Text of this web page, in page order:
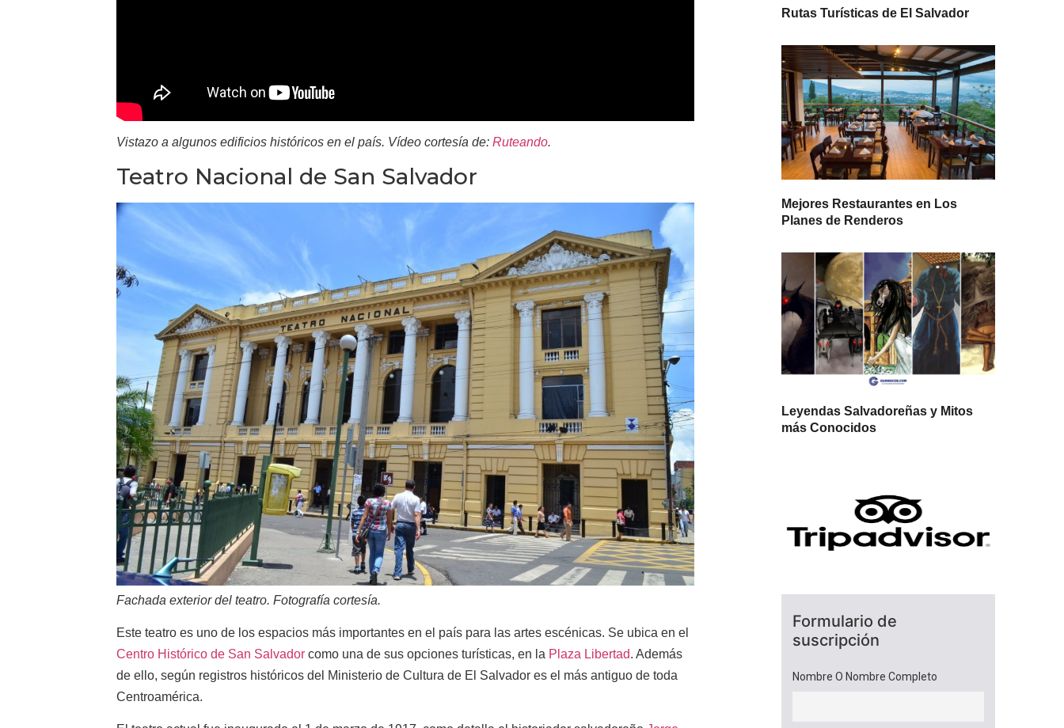
Vistazo a algunos edificios históricos en el país. Vídeo cortesía de: Ruteando.
Teatro Nacional de San Salvador
Fachada exterior del teatro. Fotografía cortesía.
Este teatro es uno de los espacios más importantes en el país para las artes escénicas. Se ubica en el
Centro Histórico de San Salvador como una de sus opciones turísticas, en la Plaza Libertad. Además
de ello, según registros históricos del Ministerio de Cultura de El Salvador es el más antiguo de toda
Centroamérica.
Rutas Turísticas de El Salvador
Mejores Restaurantes en Los
Planes de Renderos
Leyendas Salvadoreñas y Mitos
más Conocidos
Formulario de
suscripción
Nombre O Nombre Completo